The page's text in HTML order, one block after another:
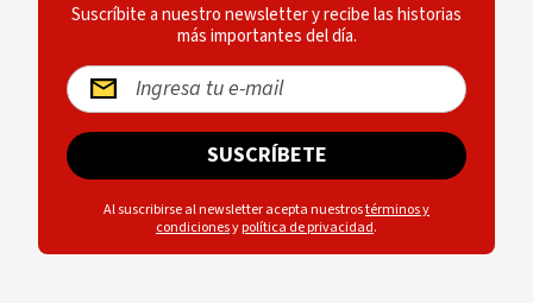
Suscríbite a nuestro newsletter y recibe las historias
más importantes del día.
SUSCRÍBETE
Al suscribirse al newsletter acepta nuestrostérminos y
condicionesypolítica de privacidad.